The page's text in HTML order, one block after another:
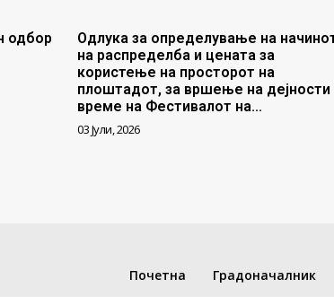
одбор
Одлука за определување на
на распределба и цената за
користење на просторот на
плоштадот, за вршење на дејности
време на Фестивалот на...
03 Јули, 2026
Почетна Градоначалник